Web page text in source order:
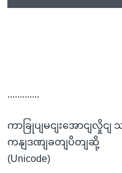
.............
ကာခြုပျမငျးအောငျလှို
ကနျဒဏျခတျပိတျဆို့
(Unicode)